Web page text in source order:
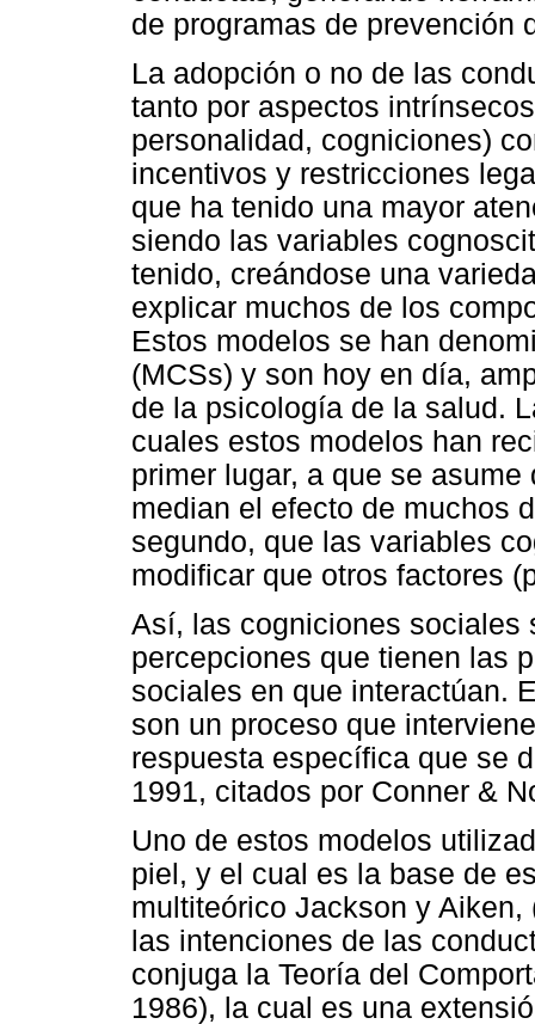
de programas de prevención
La adopción o no de las
tanto por aspectos
personalidad, cogniciones)
incentivos y restricciones
que ha tenido una mayor
siendo las variables
tenido, creándose una
explicar muchos de los
Estos modelos se han
(MCSs) y son hoy en día,
de la psicología de la salud.
cuales estos modelos han
primer lugar, a que se
median el efecto de muchos
segundo, que las variables
modificar que otros factores
Así, las cogniciones sociales
percepciones que tienen las
sociales en que interactúan.
son un proceso que
respuesta específica que se
1991, citados por Conner &
Uno de estos modelos
piel, y el cual es la base de
multiteórico Jackson y
las intenciones de las
conjuga la Teoría del
1986), la cual es una